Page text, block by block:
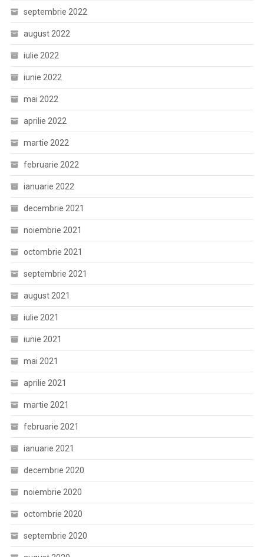
septembrie 2022
august 2022
iulie 2022
iunie 2022
mai 2022
aprilie 2022
martie 2022
februarie 2022
ianuarie 2022
decembrie 2021
noiembrie 2021
octombrie 2021
septembrie 2021
august 2021
iulie 2021
iunie 2021
mai 2021
aprilie 2021
martie 2021
februarie 2021
ianuarie 2021
decembrie 2020
noiembrie 2020
octombrie 2020
septembrie 2020